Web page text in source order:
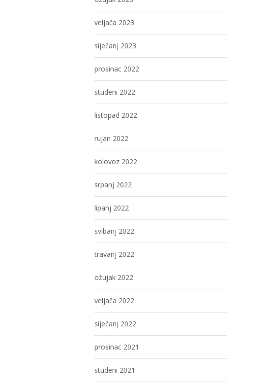
veljača 2023
siječanj 2023
prosinac 2022
studeni 2022
listopad 2022
rujan 2022
kolovoz 2022
srpanj 2022
lipanj 2022
svibanj 2022
travanj 2022
ožujak 2022
veljača 2022
siječanj 2022
prosinac 2021
studeni 2021